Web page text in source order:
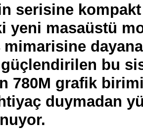
serisine kompakt
yeni masaüstü
mimarisine
bu
780M grafik
duymadan